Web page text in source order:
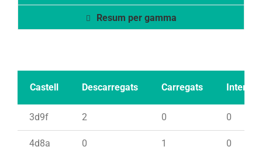
Resum per gamma
Castell Descarregats Carregats Intents
3d9f 2 0 0
4d8a 0 1 0